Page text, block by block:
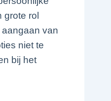
rol
van
niet te
bij het